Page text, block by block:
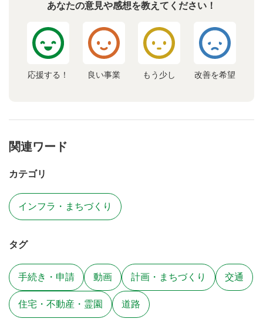
あなたの意見や感想を教えてください！
応援する！ 良い事業 もう少し 改善を希望
関連ワード
カテゴリ
インフラ・まちづくり
タグ
手続き・申請 動画 計画・まちづくり 交通
住宅・不動産・霊園 道路